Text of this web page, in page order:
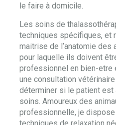
le faire à domicile.
Les soins de
techniques spécifiques, et
maitrise de l’anatomie des
pour laquelle ils doivent
professionnel en bien-etre
une consultation
déterminer si le patient
soins. Amoureux des
professionnelle, je